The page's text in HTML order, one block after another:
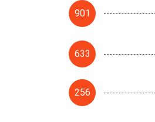
901
633
256